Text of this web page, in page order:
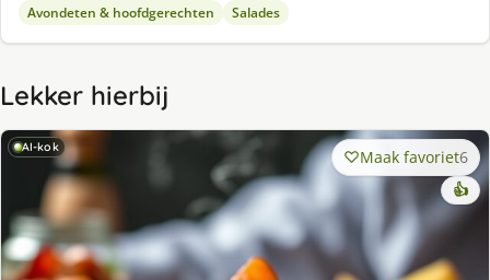
Avondeten & hoofdgerechten Salades
Lekker hierbij
AI-kok Maak favoriet6
👍